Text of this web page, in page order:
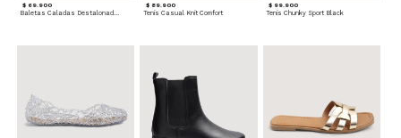
$ 69.900 $ 89.900
Tenis Casual Knit Comfort
$ 99.900
Tenis Chunky Sport Black